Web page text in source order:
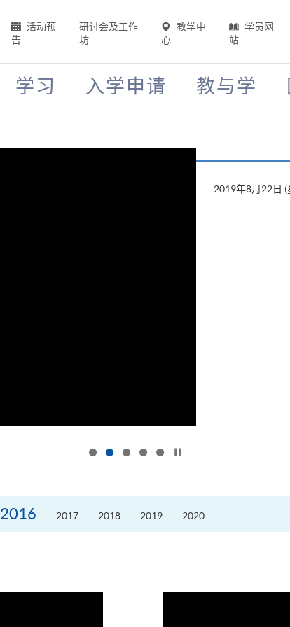
活动预
告
研讨会及工作
坊
教学中
心
学员网
站
学习 入学申请 教与学
2019年8月22日 (
2016 2017 2018 2019 2020